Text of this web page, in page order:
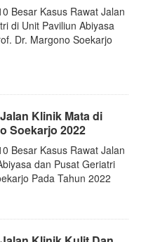
Besar Kasus Rawat Jalan
di Unit Paviliun Abiyasa
Dr. Margono Soekarjo
Klinik Mata di
Soekarjo 2022
Besar Kasus Rawat Jalan
dan Pusat Geriatri
Pada Tahun 2022